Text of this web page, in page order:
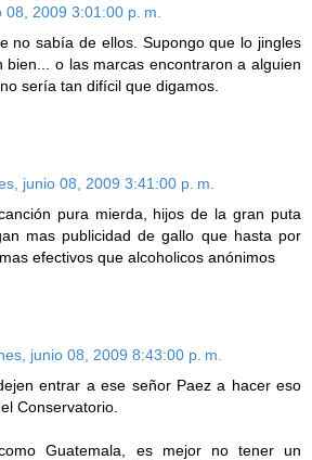
08, 2009 3:01:00 p. m.
no sabía de ellos. Supongo que lo jingles
bien... o las marcas encontraron a alguien
sería tan difícil que digamos.
junio 08, 2009 3:41:00 p. m.
pura mierda, hijos de la gran puta
mas publicidad de gallo que hasta por
efectivos que alcoholicos anónimos
junio 08, 2009 8:43:00 p. m.
entrar a ese señor Paez a hacer eso
Conservatorio.
Guatemala, es mejor no tener un